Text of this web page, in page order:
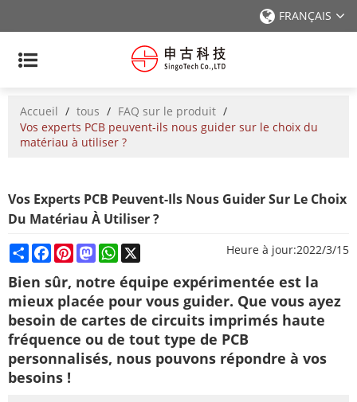
FRANÇAIS
Accueil / tous / FAQ sur le produit /
Vos experts PCB peuvent-ils nous guider sur le choix du
matériau à utiliser ?
Vos Experts PCB Peuvent-Ils Nous Guider Sur Le Choix
Du Matériau À Utiliser ?
ShareFacebook
PinterestMastodonWhatsApp Heure à jour:2022/3/15
Bien sûr, notre équipe expérimentée est la
mieux placée pour vous guider. Que vous ayez
besoin de cartes de circuits imprimés haute
fréquence ou de tout type de PCB
personnalisés, nous pouvons répondre à vos
besoins !